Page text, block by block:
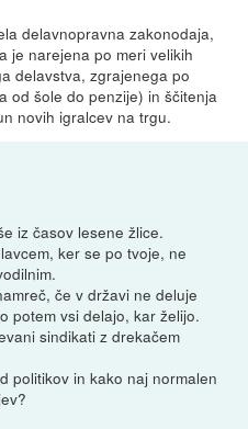
delavnopravna zakonodaja,
je narejena po meri velikih
delavstva, zgrajenega po
od šole do penzije) in ščitenja
novih igralcev na trgu.
iz časov lesene žlice.
ker se po tvoje, ne
če v državi ne deluje
potem vsi delajo, kar želijo.
sindikati z drekačem
politikov in kako naj normalen